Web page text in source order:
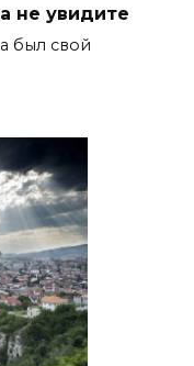
не увидите
был свой